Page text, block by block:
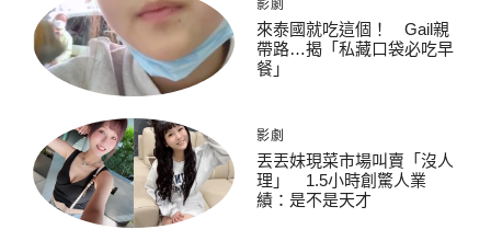
影劇
來泰國就吃這個！ Gail親
帶路…揭「私藏口袋必吃早
餐」
影劇
丟丟妹現菜市場叫賣「沒人
理」 1.5小時創驚人業
績：是不是天才